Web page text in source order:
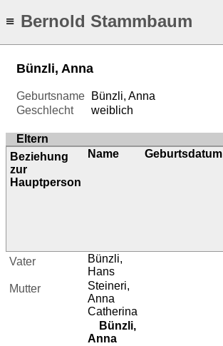
≡ Bernold Stammbaum
Bünzli, Anna
Geburtsname
Bünzli, Anna
Geschlecht
weiblich
Eltern
Beziehung
zur
Hauptperson
Name Geburtsdatum
Vater
Bünzli,
Hans
Mutter
Steineri,
Anna
Catherina
Bünzli,
Anna